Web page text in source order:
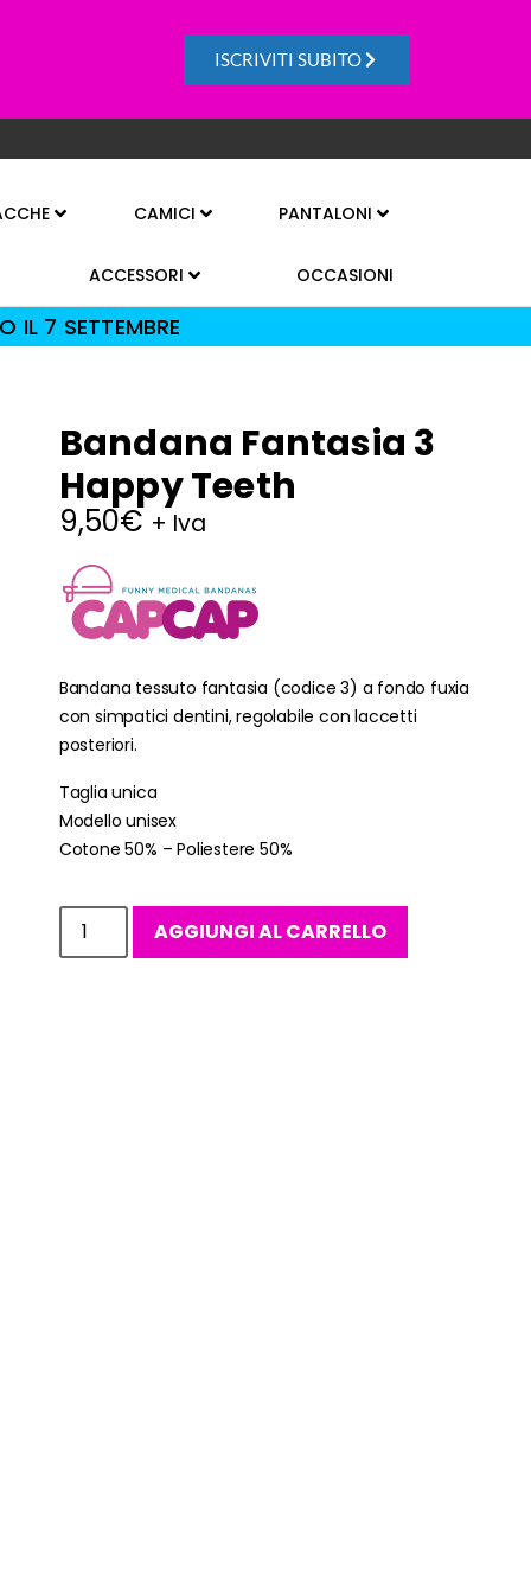
ISCRIVITI SUBITO
CAMICI PANTALONI
ACCESSORI OCCASIONI
IL 7 SETTEMBRE
Bandana Fantasia 3
Happy Teeth
9,50€ + Iva
Bandana tessuto fantasia (codice 3) a fondo fuxia
con simpatici dentini, regolabile con laccetti
posteriori.
Taglia unica
Modello unisex
Cotone 50% – Poliestere 50%
AGGIUNGI AL CARRELLO